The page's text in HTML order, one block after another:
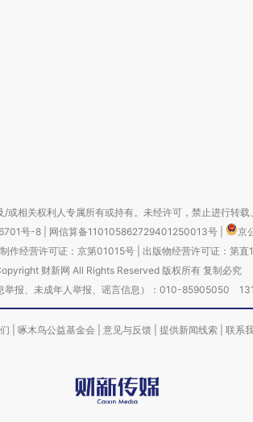
或相关权利人专属所有或持有。未经许可，禁止进行转载
号-8 网信算备110105862729401250013号
京
作经营许可证：京第01015号| 出版物经营许可证：第
财新网 All Rights Reserved 版权所有 复制必究
举报、未成年人举报、谣言信息）：010-85905050
啄木鸟公益基金会 意见与反馈 提供新闻线索 联系